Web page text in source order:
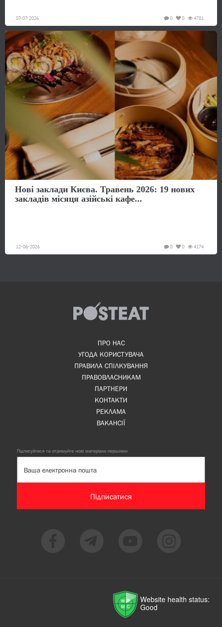
07-07-2026 4781
0
0
Нові заклади Києва. Травень 2026: 19 нових
закладів місяця азійські кафе...
12-06-2026 4174
0
0
ПРО НАС
УГОДА КОРИСТУВАЧА
ПРАВИЛА СПІЛКУВАННЯ
ПРАВОВЛАСНИКАМ
ПАРТНЕРИ
КОНТАКТИ
РЕКЛАМА
ВАКАНСІЇ
Підписуйтеся та отримуйте нові матеріали першими
Підписатися
Website health status:
Good